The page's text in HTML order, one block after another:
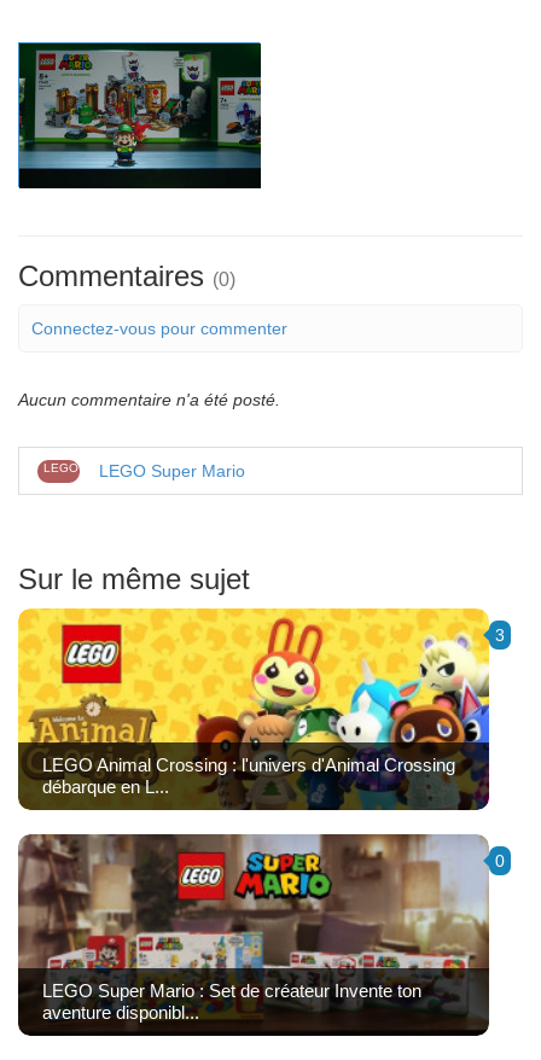
Commentaires (0)
Connectez-vous pour commenter
Aucun commentaire n'a été posté.
LEGO LEGO Super Mario
Sur le même sujet
3
LEGO Animal Crossing : l'univers d'Animal Crossing
débarque en L...
0
LEGO Super Mario : Set de créateur Invente ton
aventure disponibl...